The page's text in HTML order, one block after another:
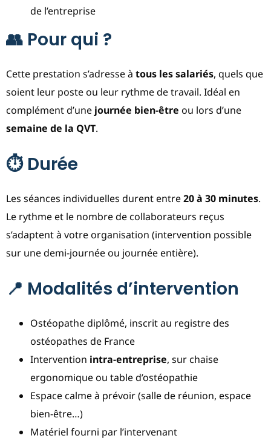
de l’entreprise
👥 Pour qui ?
Cette prestation s’adresse à tous les salariés, quels que
soient leur poste ou leur rythme de travail. Idéal en
complément d’une journée bien-être ou lors d’une
semaine de la QVT.
⏱️ Durée
Les séances individuelles durent entre20 à 30 minutes.
Le rythme et le nombre de collaborateurs reçus
s’adaptent à votre organisation (intervention possible
sur une demi-journée ou journée entière).
📍 Modalités d’intervention
Ostéopathe diplômé, inscrit au registre des
ostéopathes de France
Intervention intra-entreprise, sur chaise
ergonomique ou table d’ostéopathie
Espace calme à prévoir (salle de réunion, espace
bien-être…)
Matériel fourni par l’intervenant